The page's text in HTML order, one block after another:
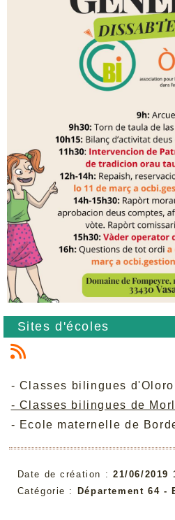
Sites d'écoles
- Classes bilingues
- Classes bilingues de
- Ecole maternelle de
Date de création : 21/06/2019
Catégorie :
Département 64 -